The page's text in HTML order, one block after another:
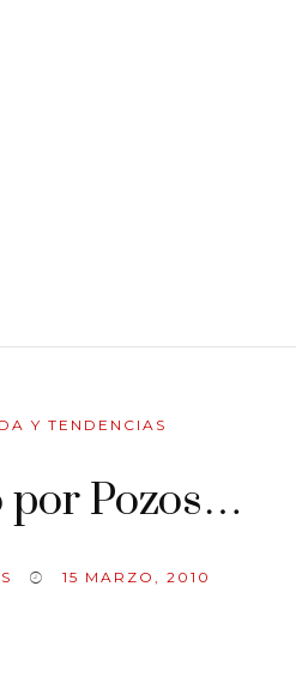
Y TENDENCIAS
por Pozos…
15 MARZO, 2010